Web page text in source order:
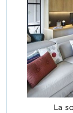
La